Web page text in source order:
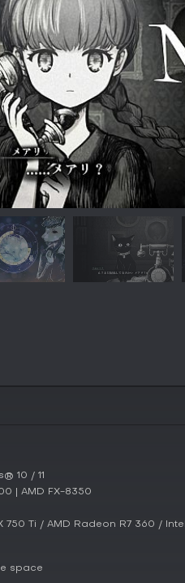
10 / 11
| AMD FX-8350
750 Ti / AMD Radeon R7 360 /
space